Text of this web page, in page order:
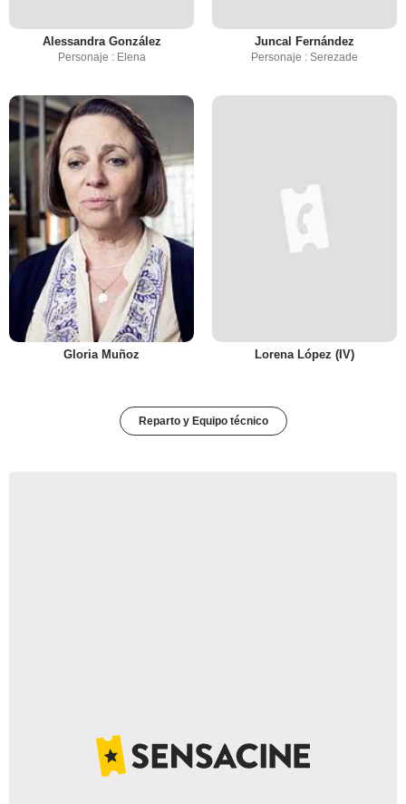
Alessandra González
Personaje : Elena
Juncal Fernández
Personaje : Serezade
Gloria Muñoz Lorena López (IV)
Reparto y Equipo técnico